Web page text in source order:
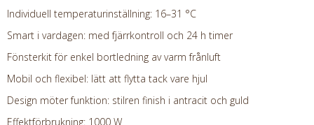
Individuell temperaturinställning: 16–31 °C
Smart i vardagen: med fjärrkontroll och 24 h timer
Fönsterkit för enkel bortledning av varm frånluft
Mobil och flexibel: lätt att flytta tack vare hjul
Design möter funktion: stilren finish i antracit och guld
Effektförbrukning: 1000 W